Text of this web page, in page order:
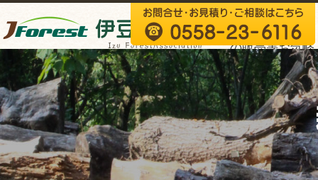
森林伐採・木材
の販売等お気軽
にご相談くださ
い。